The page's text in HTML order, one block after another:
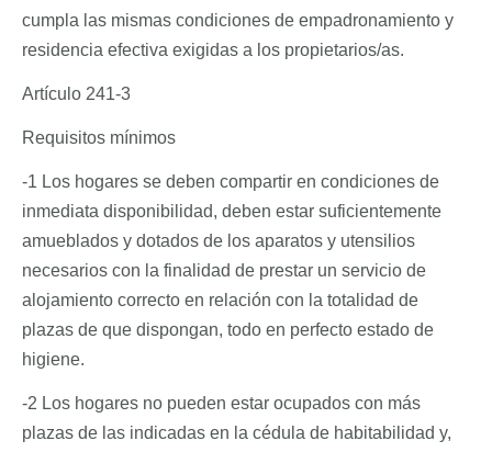
cumpla las mismas condiciones de empadronamiento y
residencia efectiva exigidas a los propietarios/as.
Artículo 241-3
Requisitos mínimos
-1 Los hogares se deben compartir en condiciones de
inmediata disponibilidad, deben estar suficientemente
amueblados y dotados de los aparatos y utensilios
necesarios con la finalidad de prestar un servicio de
alojamiento correcto en relación con la totalidad de
plazas de que dispongan, todo en perfecto estado de
higiene.
-2 Los hogares no pueden estar ocupados con más
plazas de las indicadas en la cédula de habitabilidad y,